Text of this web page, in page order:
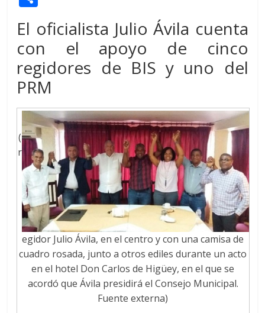
er s
A
p
di b
o
o
ss
e
n
g
p
e
gr
a
m
a
g
e
o
m
p
ar
ti
r
El oficialista Julio Ávila cuenta
con el apoyo de cinco
regidores de BIS y uno del
PRM
(
r
egidor Julio Ávila, en el centro y con una camisa de
cuadro rosada, junto a otros ediles durante un acto
en el hotel Don Carlos de Higüey, en el que se
acordó que Ávila presidirá el Consejo Municipal.
Fuente externa)